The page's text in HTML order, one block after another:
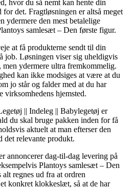
hvor du så nemt kan hente din
det. Fragtløsningen er altså meget
ydermere den mest betalelige
samlesæt – Den første figur.
at få produkterne sendt til din
job. Løsningen viser sig uheldigvis
ydermere ultra fremkommelig.
kan ikke modsiges at være at du
jo står og falder med at du har
hjemsted.
|| Indeleg || Babylegetøj er
du skal bruge pakken inden for få
aktuelt at man efterser den
det relevante produkt.
annoncerer dag-til-dag levering på
Plantoys samlesæt – Den
regnes ud fra at ordren
konkret klokkeslæt, så at de har